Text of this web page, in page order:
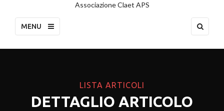
Associazione Claet APS
MENU
LISTA ARTICOLI
DETTAGLIO ARTICOLO